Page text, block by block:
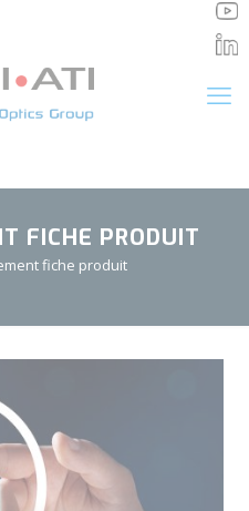
FICHE PRODUIT
fiche produit